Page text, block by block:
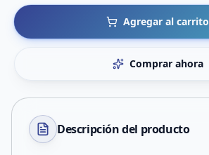
Agregar al carrito
Comprar ahora
Descripción del producto